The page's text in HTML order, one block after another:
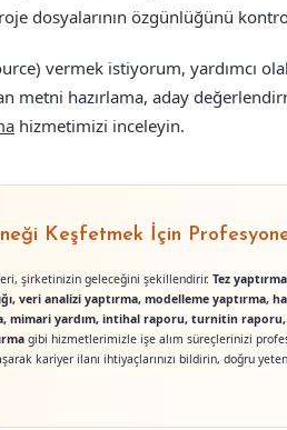
dosyalarının özgünlüğünü
vermek istiyorum, yardımcı
metni hazırlama, aday
hizmetimizi inceleyin.
Keşfetmek İçin
şirketinizin geleceğini şekillendirir. Tez
veri analizi yaptırma, modelleme yaptırma,
mimari yardım, intihal raporu, turnitin
gibi hizmetlerimizle işe alım süreçlerinizi
kariyer ilanı ihtiyaçlarınızı bildirin, doğru